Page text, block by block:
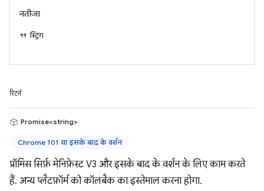
नतीजा
स्ट्रिंग
रिटर्न
Promise<string>
Chrome 101 या इसके बाद के वर्शन
प्रॉमिस सिर्फ़ मेनिफ़ेस्ट V3 और इसके बाद के वर्शन के लिए काम करते
हैं. अन्य प्लैटफ़ॉर्म को कॉलबैक का इस्तेमाल करना होगा.